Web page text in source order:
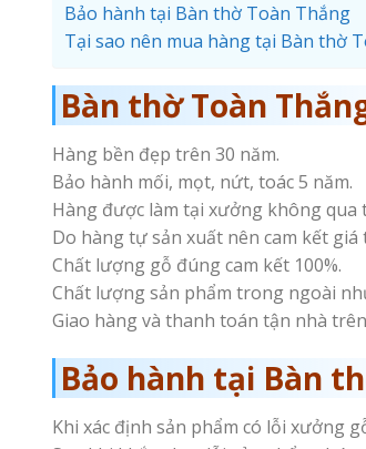
Bảo hành tại Bàn thờ Toàn Thắng
Tại sao nên mua hàng tại Bàn thờ
Bàn thờ Toàn
Hàng bền đẹp trên 30 năm.
Bảo hành mối, mọt, nứt, toác 5 năm.
Hàng được làm tại xưởng không qua
Do hàng tự sản xuất nên cam kết giá
Chất lượng gỗ đúng cam kết 100%.
Chất lượng sản phẩm trong ngoài
Giao hàng và thanh toán tận nhà
Bảo hành tại Bàn
Khi xác định sản phẩm có lỗi xưởng